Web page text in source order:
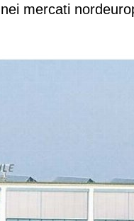
mercati